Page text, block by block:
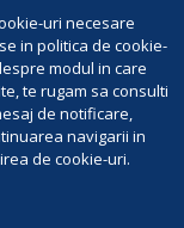
uri necesare
in politica de cookie-
modul in care
te rugam sa consulti
de notificare,
navigarii in
de cookie-uri.